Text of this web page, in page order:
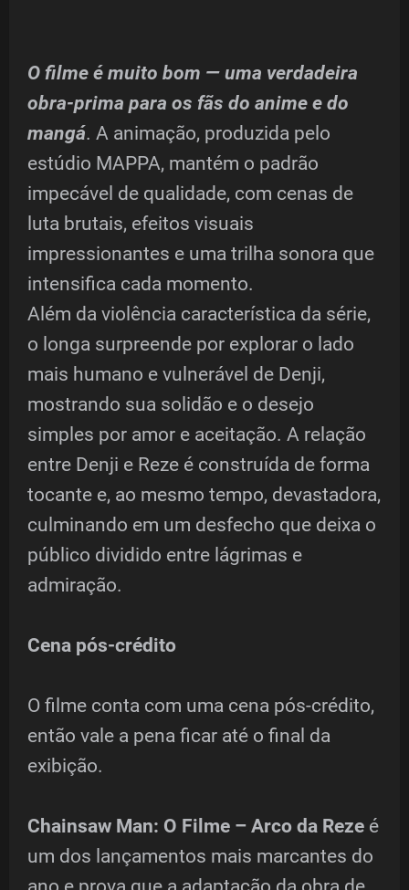
O filme é muito bom — uma verdadeira
obra-prima para os fãs do anime e do
mangá. A animação, produzida pelo
estúdio MAPPA, mantém o padrão
impecável de qualidade, com cenas de
luta brutais, efeitos visuais
impressionantes e uma trilha sonora que
intensifica cada momento.
Além da violência característica da série,
o longa surpreende por explorar o lado
mais humano e vulnerável de Denji,
mostrando sua solidão e o desejo
simples por amor e aceitação. A relação
entre Denji e Reze é construída de forma
tocante e, ao mesmo tempo, devastadora,
culminando em um desfecho que deixa o
público dividido entre lágrimas e
admiração.
Cena pós-crédito
O filme conta com uma cena pós-crédito,
então vale a pena ficar até o final da
exibição.
Chainsaw Man: O Filme – Arco da Reze é
um dos lançamentos mais marcantes do